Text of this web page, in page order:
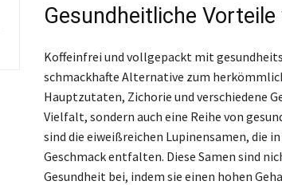
Gesundheitliche
Koffeinfrei und vollgepackt mit
schmackhafte Alternative zum
Hauptzutaten, Zichorie und verschiedene
Vielfalt, sondern auch eine Reihe von
sind die eiweißreichen Lupinensamen, die
Geschmack entfalten. Diese Samen sind
Gesundheit bei, indem sie einen hohen